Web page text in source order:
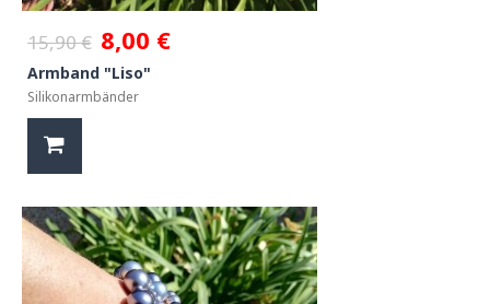
15,90 € 8,00 €
Armband "Liso"
Silikonarmbänder